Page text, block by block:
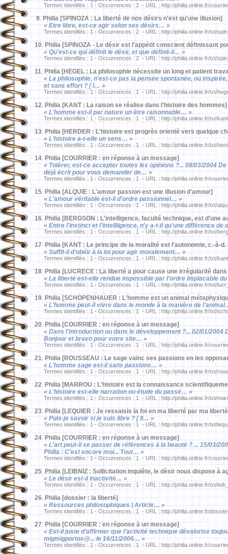
Termes identifiés : 1 - Occurrences : 2 - URL : http://philia.online.fr/
9. Philia [SPINOZA : La liberté de nos désirs n'est qu'une illusion]
« Etre libre, est-ce agir selon ses désirs… »
Termes identifiés : 1 - Occurrences : 2 - URL : http://philia.online.fr/txt/
10. Philia [SPINOZA - Le désir est l'appétit conscient définissant
« Qu'est-ce qui définit le désir, et que définit-il… »
Termes identifiés : 1 - Occurrences : 2 - URL : http://philia.online.fr/txt/
11. Philia [HEGEL : La philosophie nécessite un long et patient
« La philosophie, n'est-ce pas la pensée spontanée, ou
et sans effort ? [ I… »
Termes identifiés : 1 - Occurrences : 1 - URL : http://philia.online.fr/txt/
12. Philia [KANT : La raison se réalise dans l'histoire des hommes]
« L'homme est-il par nature un être raisonnable… »
Termes identifiés : 1 - Occurrences : 1 - URL : http://philia.online.fr/txt/
13. Philia [HERDER : L'histoire est progrès orienté vers quelque
« L'histoire a-t-elle un sens… »
Termes identifiés : 1 - Occurrences : 1 - URL : http://philia.online.fr/txt/
14. Philia [COURRIER : en réponse à un message]
« Tolérer, est-ce accepter toutes les opinions ?... 08/03/2004
déjà écrit pour vous demander de… »
Termes identifiés : 1 - Occurrences : 1 - URL : http://philia.online.fr/
15. Philia [ALQUIE : L'amour passion est une illusion d'amour]
« L'amour véritable est-il d'ordre passionnel… »
Termes identifiés : 1 - Occurrences : 1 - URL : http://philia.online.fr/txt/
16. Philia [BERGSON : L'intelligence, faculté technique, est d'une
« Entre l'instinct et l'intellligence, n'y a-t-il qu'une différence de
Termes identifiés : 1 - Occurrences : 1 - URL : http://philia.online.fr/txt/
17. Philia [KANT : Le principe de la moralité est l'autonomie, c.-à-
« Suffit-il d'obéir à la loi pour agir moralement… »
Termes identifiés : 1 - Occurrences : 1 - URL : http://philia.online.fr/txt/
18. Philia [LUCRECE : La liberté a pour cause une irrégularité
« La liberté est-elle rendue impossible par l'ordre implacable
Termes identifiés : 1 - Occurrences : 1 - URL : http://philia.online.fr/txt/
19. Philia [SCHOPENHAUER : L'homme est un animal
« L'homme peut-il vivre dans le monde à la manière de
Termes identifiés : 1 - Occurrences : 1 - URL : http://philia.online.fr/txt/
20. Philia [COURRIER : en réponse à un message]
« Dans l'introduction ou dans le développement ?... 02/01/2004
Bonjour et bravo pour votre site… »
Termes identifiés : 1 - Occurrences : 1 - URL : http://philia.online.fr/
21. Philia [ROUSSEAU : Le sage vainc ses passions en les
« L'homme sage est-il sans passions… »
Termes identifiés : 1 - Occurrences : 1 - URL : http://philia.online.fr/txt/
22. Philia [MARROU : L'histoire est la connaissance
« L'histoire est-elle narration ou étude du passé… »
Termes identifiés : 1 - Occurrences : 1 - URL : http://philia.online.fr/txt/
23. Philia [LEQUIER : Je ressaisis la foi en ma liberté par ma
« Puis-je savoir si je suis libre ? [ II… »
Termes identifiés : 1 - Occurrences : 1 - URL : http://philia.online.fr/txt/
24. Philia [COURRIER : en réponse à un message]
« L'art peut-il se passer de références à la beauté ? ... 15/03/
Philia : C'est encore moi... Tout… »
Termes identifiés : 1 - Occurrences : 1 - URL : http://philia.online.fr/
25. Philia [LEIBNIZ : Sollicitation inquiète, le désir nous dispose à
« Le désir est-il inactivité… »
Termes identifiés : 1 - Occurrences : 1 - URL : http://philia.online.fr/txt/
26. Philia [dossier : la liberté]
« Ressources philosophiques | Article… »
Termes identifiés : 1 - Occurrences : 1 - URL : http://philia.online.fr/
27. Philia [COURRIER : en réponse à un message]
« Est-il juste d'affirmer que l'activité technique dévalorise
migmigportos@... le 16/11/2006… »
Termes identifiés : 1 - Occurrences : 1 - URL : http://philia.online.fr/